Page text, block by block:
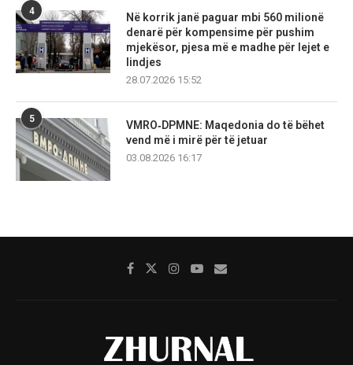
4
Në korrik janë paguar mbi 560 milionë
denarë për kompensime për pushim
mjekësor, pjesa më e madhe për lejet e
lindjes
28.07.2026 15:52
5
VMRO‑DPMNE: Maqedonia do të bëhet
vend më i mirë për të jetuar
03.08.2026 16:17